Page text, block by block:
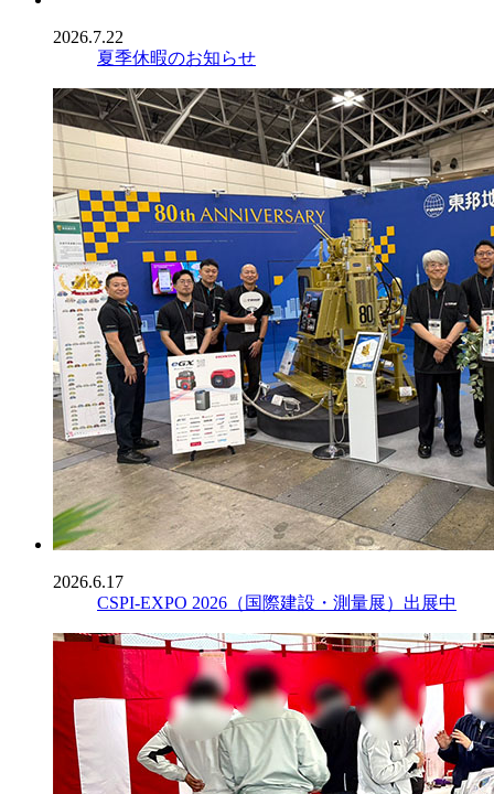
2026.7.22
夏季休暇のお知らせ
2026.6.17
CSPI-EXPO 2026（国際建設・測量展）出展中